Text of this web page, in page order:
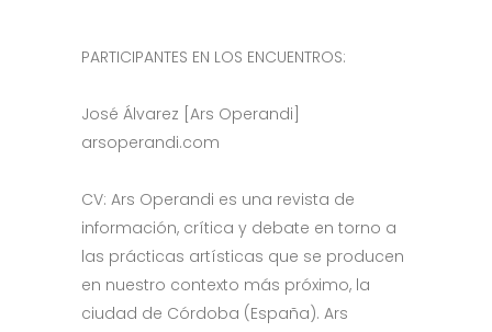
PARTICIPANTES EN LOS ENCUENTROS:
José Álvarez [Ars Operandi]
arsoperandi.com
CV: Ars Operandi es una revista de
información, crítica y debate en torno a
las prácticas artísticas que se producen
en nuestro contexto más próximo, la
ciudad de Córdoba (España). Ars